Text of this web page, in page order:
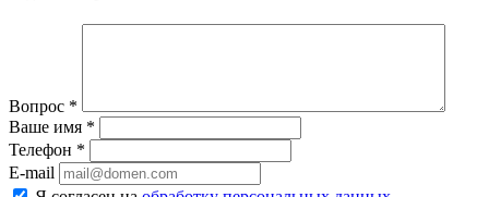
Вопрос *
Ваше имя *
Телефон *
E-mail